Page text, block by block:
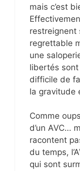
mais c’est
restreignent
regrettable
une
libertés
difficile de
la gravitude
Comme
d’un AVC…
racontent
du temps,
qui sont